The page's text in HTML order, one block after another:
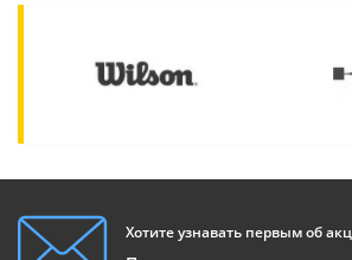
Хотите узнавать первым об